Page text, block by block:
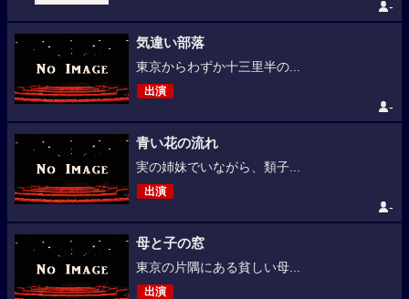
-
気違い部落
東京からわずか十三里半の...
出演
-
青い花の流れ
実の姉妹でいながら、類子...
出演
-
母と子の窓
東京の片隅にある貧しい母...
出演